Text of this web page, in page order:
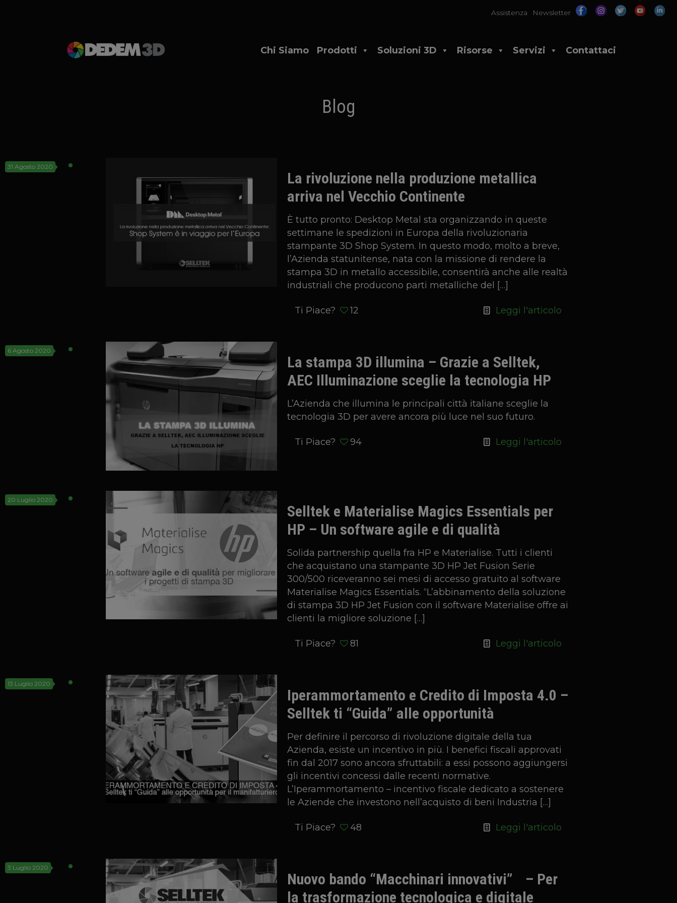
Assistenza Newsletter
Chi Siamo Prodotti Soluzioni 3D Risorse Servizi Contattaci
Blog
31 Agosto 2020
La rivoluzione nella produzione metallica
arriva nel Vecchio Continente
È tutto pronto: Desktop Metal sta organizzando in queste
settimane le spedizioni in Europa della rivoluzionaria
stampante 3D Shop System. In questo modo, molto a breve,
l’Azienda statunitense, nata con la missione di rendere la
stampa 3D in metallo accessibile, consentirà anche alle realtà
industriali che producono parti metalliche del
[…]
Ti Piace? 12 Leggi l'articolo
6 Agosto 2020
La stampa 3D illumina – Grazie a Selltek,
AEC Illuminazione sceglie la tecnologia HP
L’Azienda che illumina le principali città italiane sceglie la
tecnologia 3D per avere ancora più luce nel suo futuro.
Ti Piace? 94 Leggi l'articolo
20 Luglio 2020
Selltek e Materialise Magics Essentials per
HP – Un software agile e di qualità
Solida partnership quella fra HP e Materialise. Tutti i clienti
che acquistano una stampante 3D HP Jet Fusion Serie
300/500 riceveranno sei mesi di accesso gratuito al software
Materialise Magics Essentials. “L’abbinamento della soluzione
di stampa 3D HP Jet Fusion con il software Materialise offre ai
clienti la migliore soluzione […]
Ti Piace? 81 Leggi l'articolo
13 Luglio 2020
Iperammortamento e Credito di Imposta 4.0 –
Selltek ti “Guida” alle opportunità
Per definire il percorso di rivoluzione digitale della tua
Azienda, esiste un incentivo in più. I benefici fiscali approvati
fin dal 2017 sono ancora sfruttabili: a essi possono aggiungersi
gli incentivi concessi dalle recenti normative.
L’Iperammortamento – incentivo fiscale dedicato a sostenere
le Aziende che investono nell’acquisto di beni Industria […]
Ti Piace? 48 Leggi l'articolo
3 Luglio 2020
Nuovo bando “Macchinari innovativi” – Per
la trasformazione tecnologica e digitale